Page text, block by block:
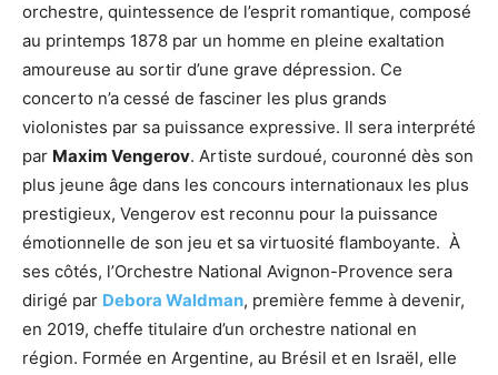
orchestre, quintessence de l’esprit romantique, composé
au printemps 1878 par un homme en pleine exaltation
amoureuse au sortir d’une grave dépression. Ce
concerto n’a cessé de fasciner les plus grands
violonistes par sa puissance expressive. Il sera interprété
par Maxim Vengerov. Artiste surdoué, couronné dès son
plus jeune âge dans les concours internationaux les plus
prestigieux, Vengerov est reconnu pour la puissance
émotionnelle de son jeu et sa virtuosité flamboyante. À
ses côtés, l’Orchestre National Avignon-Provence sera
dirigé par Debora Waldman, première femme à devenir,
en 2019, cheffe titulaire d’un orchestre national en
région. Formée en Argentine, au Brésil et en Israël, elle